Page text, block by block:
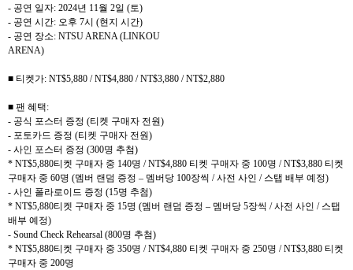
- 공연 일자: 2024년 11월 2일 (토)
- 공연 시간: 오후 7시 (현지 시간)
- 공연 장소: NTSU ARENA (LINKOU
ARENA)
■ 티켓가: NT$5,880 / NT$4,880 / NT$3,880 / NT$2,880
■ 팬 혜택:
- 공식 포스터 증정 (티켓 구매자 전원)
- 포토카드 증정 (티켓 구매자 전원)
- 사인 포스터 증정 (300명 추첨)
* NT$5,880티켓 구매자 중 140명 / NT$4,880 티켓 구매자 중 100명 / NT$3,880 티켓
구매자 중 60명 (멤버 랜덤 증정 – 멤버당 100장씩 /사전 사인 / 스탭 배부 예정)
- 사인 폴라로이드 증정 (15명 추첨)
* NT$5,880티켓 구매자 중 15명 (멤버 랜덤 증정 – 멤버당 5장씩 /사전 사인 / 스탭
배부 예정)
- Sound Check Rehearsal (800명 추첨)
* NT$5,880티켓 구매자 중 350명 / NT$4,880 티켓 구매자 중 250명 / NT$3,880 티켓
구매자 중 200명